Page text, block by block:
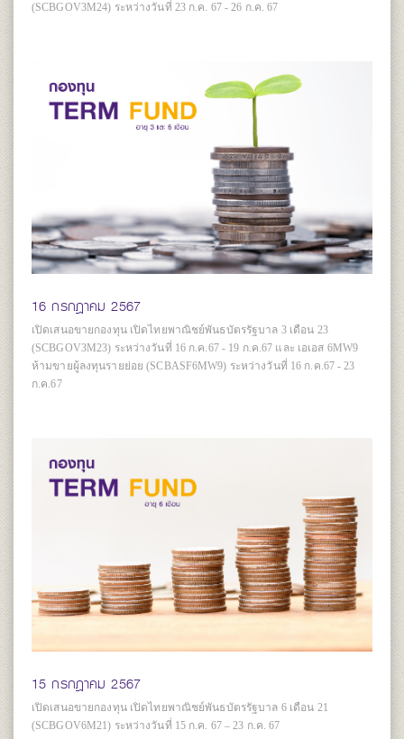
(SCBGOV3M24) ระหว่างวันที่ 23 ก.ค. 67 - 26 ก.ค. 67
16 กรกฎาคม 2567
เปิดเสนอขายกองทุน เปิดไทยพาณิชย์พันธบัตรรัฐบาล 3 เดือน 23
(SCBGOV3M23) ระหว่างวันที่ 16 ก.ค.67 - 19 ก.ค.67 และ เอเอส 6MW9
ห้ามขายผู้ลงทุนรายย่อย (SCBASF6MW9) ระหว่างวันที่ 16 ก.ค.67 - 23
ก.ค.67
15 กรกฎาคม 2567
เปิดเสนอขายกองทุน เปิดไทยพาณิชย์พันธบัตรรัฐบาล 6 เดือน 21
(SCBGOV6M21) ระหว่างวันที่ 15 ก.ค. 67 – 23 ก.ค. 67